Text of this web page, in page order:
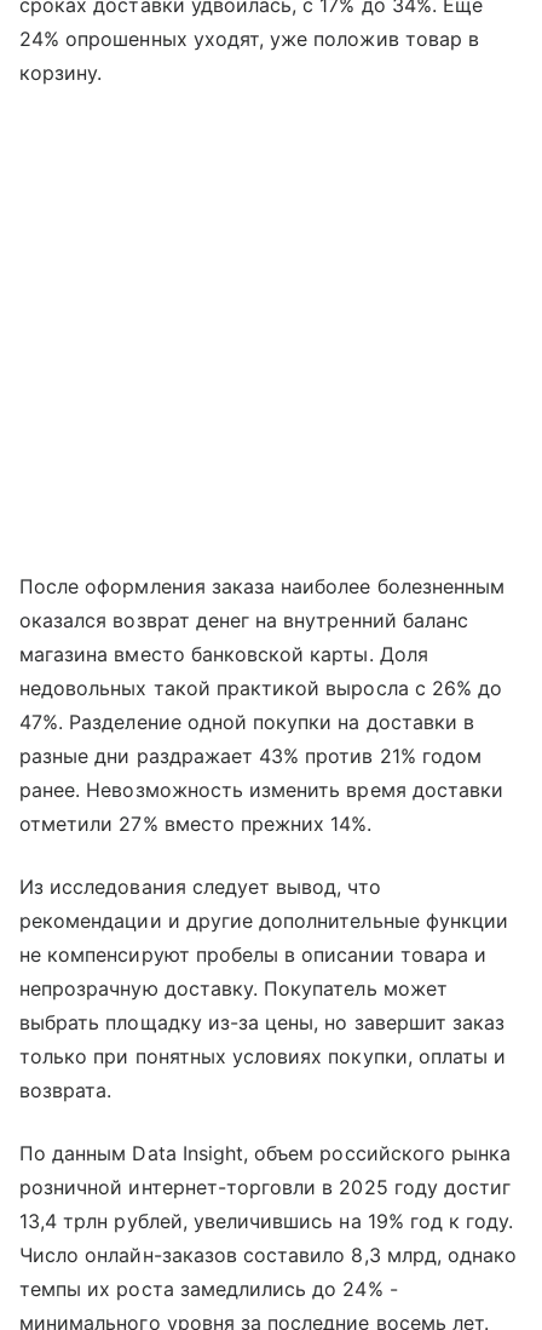
сроках доставки удвоилась, с 17% до 34%. Еще
24% опрошенных уходят, уже положив товар в
корзину.
После оформления заказа наиболее болезненным
оказался возврат денег на внутренний баланс
магазина вместо банковской карты. Доля
недовольных такой практикой выросла с 26% до
47%. Разделение одной покупки на доставки в
разные дни раздражает 43% против 21% годом
ранее. Невозможность изменить время доставки
отметили 27% вместо прежних 14%.
Из исследования следует вывод, что
рекомендации и другие дополнительные функции
не компенсируют пробелы в описании товара и
непрозрачную доставку. Покупатель может
выбрать площадку из-за цены, но завершит заказ
только при понятных условиях покупки, оплаты и
возврата.
По данным Data Insight, объем российского рынка
розничной интернет-торговли в 2025 году достиг
13,4 трлн рублей, увеличившись на 19% год к году.
Число онлайн-заказов составило 8,3 млрд, однако
темпы их роста замедлились до 24% -
минимального уровня за последние восемь лет.